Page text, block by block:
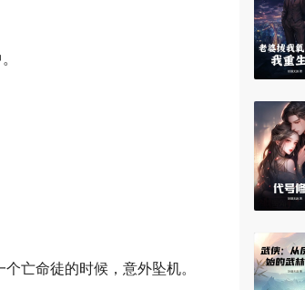
亡命徒的时候，意外坠机。